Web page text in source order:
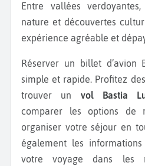
Entre vallées
nature et découvertes
expérience agréable et
Réserver un billet d’avion Bastia Luxembourg est
simple et rapide. Profitez
trouver un vol Bastia
comparer les options de
organiser votre séjour en
également les
votre voyage dans les